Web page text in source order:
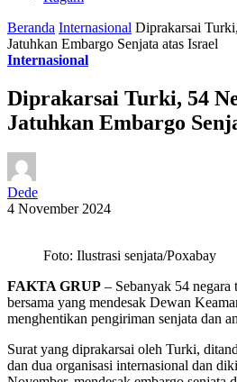
Beranda Internasional Diprakarsai
Jatuhkan Embargo Senjata atas Israel
Internasional
Diprakarsai Turki, 54
Jatuhkan Embargo
Dede
4 November 2024
Foto: Ilustrasi senjata/Poxabay
FAKTA GRUP – Sebanyak 54 negara
bersama yang mendesak Dewan
menghentikan pengiriman senjata dan
Surat yang diprakarsai oleh Turki,
dan dua organisasi internasional dan